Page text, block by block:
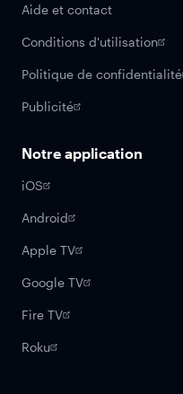
Aide et contact
Conditions d'utilisation
Politique de confidentialité
Publicité
Notre application
iOS
Android
Apple TV
Google TV
Fire TV
Roku